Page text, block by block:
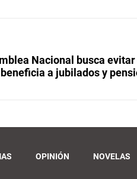
Nacional busca
a jubilados y
OPINIÓN NOVELAS